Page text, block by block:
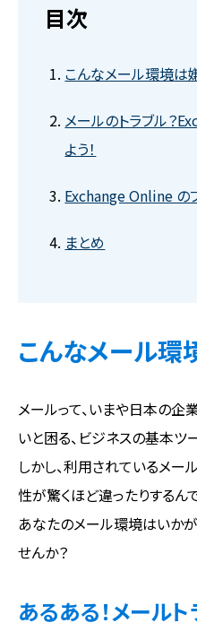
目次
こんなメール環境は嫌
メールのトラブル？
よう！
Exchange Online の
まとめ
こんなメール環
メールって、いまや日本の企
いと困る、ビジネスの基本ツ
しかし、利用されているメー
性が驚くほど違ったりするんで
あなたのメール環境はいかが
せんか？
あるある！メール